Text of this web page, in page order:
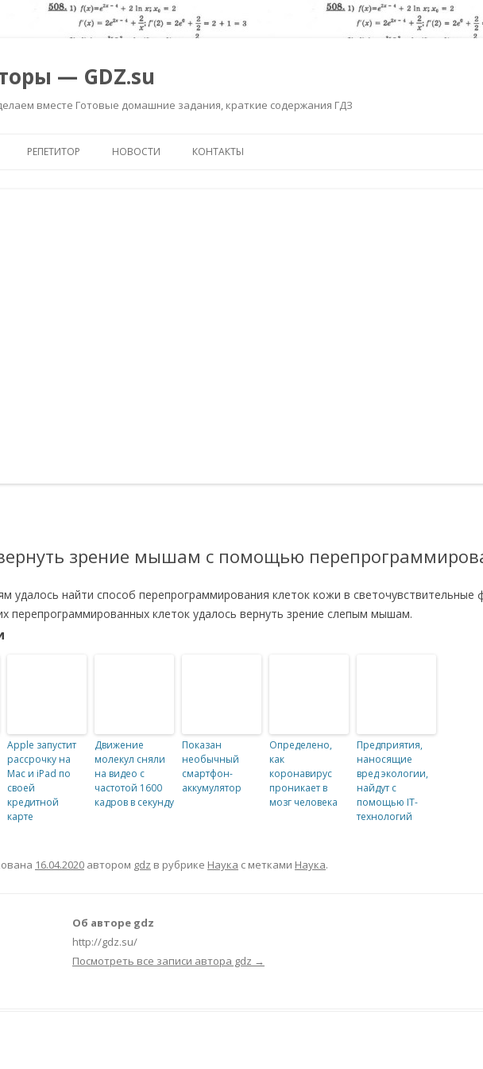
— GDZ.su
вместе Готовые домашние задания, краткие содержания ГДЗ
РЕПЕТИТОР НОВОСТИ КОНТАКТЫ
зрение мышам с помощью
удалось найти способ перепрограммирования клеток кожи в
перепрограммированных клеток удалось вернуть зрение слепым мышам.
Apple запустит
рассрочку на
Mac и iPad по
своей
кредитной
карте
Движение
молекул сняли
на видео с
частотой 1600
кадров в секунду
Показан
необычный
смартфон-
аккумулятор
Определено,
как
коронавирус
проникает в
мозг человека
Предприятия,
наносящие
вред экологии,
найдут с
помощью IT-
технологий
16.04.2020 автором gdz в рубрике Наука с метками Наука.
Об авторе gdz
http://gdz.su/
Посмотреть все записи автора gdz →